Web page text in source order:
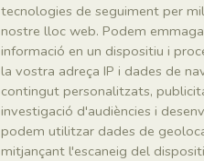
tecnologies de seguiment per
nostre lloc web. Podem
informació en un dispositiu i
la vostra adreça IP i dades de
contingut personalitzats,
investigació d'audiències i
podem utilitzar dades de
mitjançant l'escaneig del